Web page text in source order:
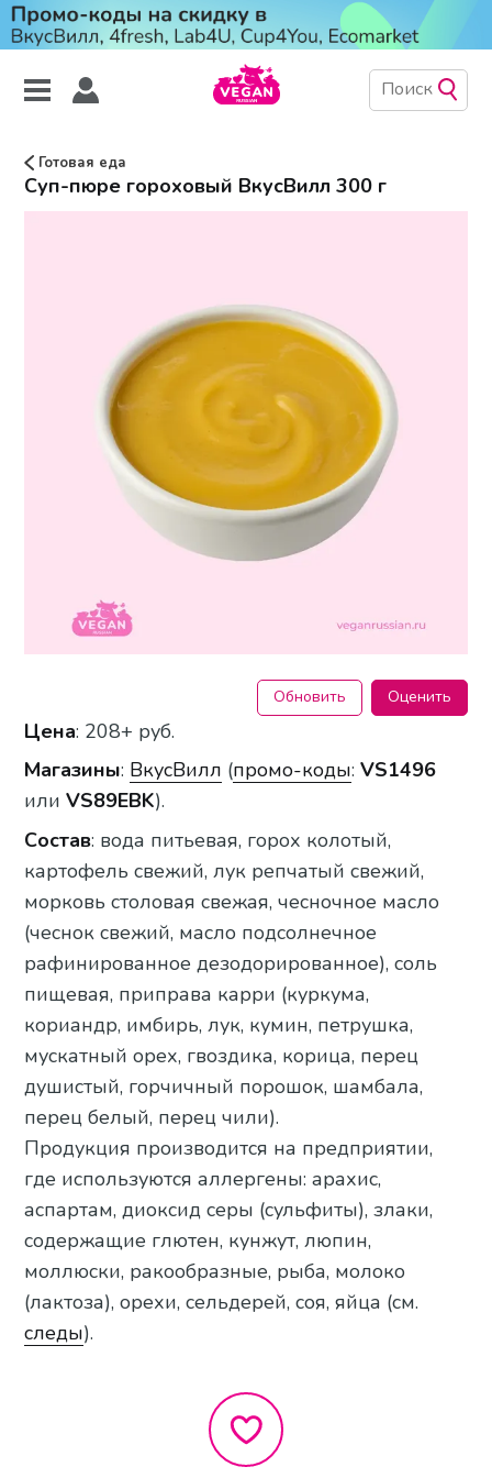
Готовая еда
Суп-пюре гороховый ВкусВилл 300 г
Обновить Оценить
Цена: 208+ руб.
Магазины: ВкусВилл (промо-коды:VS1496
или VS89EBK).
Состав: вода питьевая, горох колотый,
картофель свежий, лук репчатый свежий,
морковь столовая свежая, чесночное масло
(чеснок свежий, масло подсолнечное
рафинированное дезодорированное), соль
пищевая, приправа карри (куркума,
кориандр, имбирь, лук, кумин, петрушка,
мускатный орех, гвоздика, корица, перец
душистый, горчичный порошок, шамбала,
перец белый, перец чили).
Продукция производится на предприятии,
где используются аллергены: арахис,
аспартам, диоксид серы (сульфиты), злаки,
содержащие глютен, кунжут, люпин,
моллюски, ракообразные, рыба, молоко
(лактоза), орехи, сельдерей, соя, яйца (см.
следы).